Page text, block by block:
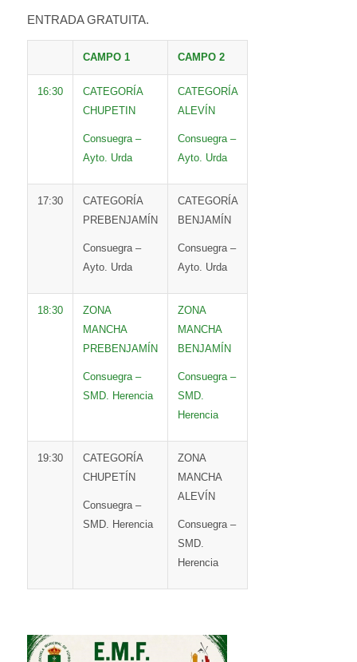
ENTRADA GRATUITA.
CAMPO 1 CAMPO 2
16:30
CATEGORÍA
CHUPETIN
Consuegra –
Ayto. Urda
CATEGORÍA
ALEVÍN
Consuegra –
Ayto. Urda
17:30
CATEGORÍA
PREBENJAMÍN
Consuegra –
Ayto. Urda
CATEGORÍA
BENJAMÍN
Consuegra –
Ayto. Urda
18:30
ZONA
MANCHA
PREBENJAMÍN
Consuegra –
SMD. Herencia
ZONA
MANCHA
BENJAMÍN
Consuegra –
SMD.
Herencia
19:30
CATEGORÍA
CHUPETÍN
Consuegra –
SMD. Herencia
ZONA
MANCHA
ALEVÍN
Consuegra –
SMD.
Herencia